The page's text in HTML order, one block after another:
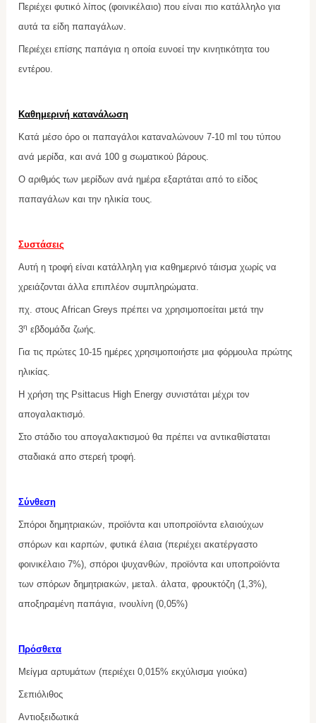
Περιέχει φυτικό λίπος (φοινικέλαιο) που είναι πιο κατάλληλο για
αυτά τα είδη παπαγάλων.
Περιέχει επίσης παπάγια η οποία ευνοεί την κινητικότητα του
εντέρου.
Καθημερινή κατανάλωση
Κατά μέσο όρο οι παπαγάλοι καταναλώνουν 7-10 ml του τύπου
ανά μερίδα, και ανά 100 g σωματικού βάρους.
Ο αριθμός των μερίδων ανά ημέρα εξαρτάται από το είδος
παπαγάλων και την ηλικία τους.
Συστάσεις
Αυτή η τροφή είναι κατάλληλη για καθημερινό τάισμα χωρίς να
χρειάζονται άλλα επιπλέον συμπληρώματα.
πχ. στους African Greys πρέπει να χρησιμοποείται μετά την
3η εβδομάδα ζωής.
Για τις πρώτες 10-15 ημέρες χρησιμοποιήστε μια φόρμουλα πρώτης
ηλικίας.
Η χρήση της Psittacus High Energy συνιστάται μέχρι τον
απογαλακτισμό.
Στο στάδιο του απογαλακτισμού θα πρέπει να αντικαθίσταται
σταδιακά απο στερεή τροφή.
Σύνθεση
Σπόροι δημητριακών, προϊόντα και υποπροϊόντα ελαιούχων
σπόρων και καρπών, φυτικά έλαια (περιέχει ακατέργαστο
φοινικέλαιο 7%), σπόροι ψυχανθών, προϊόντα και υποπροϊόντα
των σπόρων δημητριακών, μεταλ. άλατα, φρουκτόζη (1,3%),
αποξηραμένη παπάγια, ινουλίνη (0,05%)
Πρόσθετα
Μείγμα αρτυμάτων (περιέχει 0,015% εκχύλισμα γιούκα)
Σεπιόλιθος
Αντιοξειδωτικά